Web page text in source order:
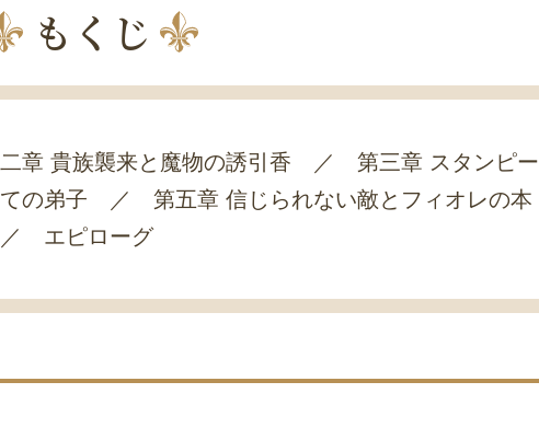
もくじ
章 貴族襲来と魔物の誘引香 ／ 第三章 スタンピー
の弟子 ／ 第五章 信じられない敵とフィオレの本
エピローグ